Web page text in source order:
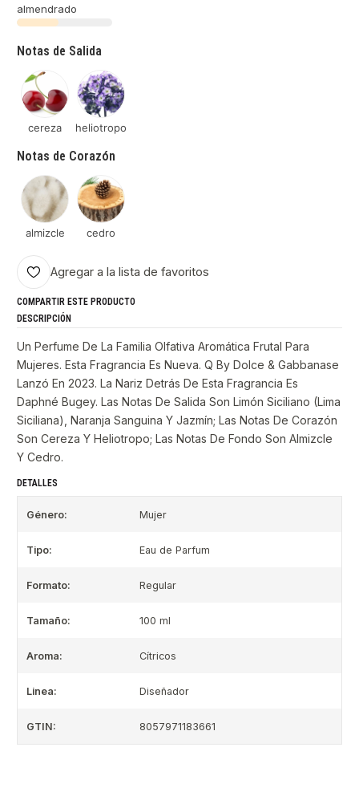
almendrado
Notas de Salida
cereza heliotropo
Notas de Corazón
almizcle cedro
Agregar a la lista de favoritos
COMPARTIR ESTE PRODUCTO
DESCRIPCIÓN
Un Perfume De La Familia Olfativa Aromática Frutal Para
Mujeres. Esta Fragrancia Es Nueva. Q By Dolce & Gabbanase
Lanzó En 2023. La Nariz Detrás De Esta Fragrancia Es
Daphné Bugey. Las Notas De Salida Son Limón Siciliano (Lima
Siciliana), Naranja Sanguina Y Jazmín; Las Notas De Corazón
Son Cereza Y Heliotropo; Las Notas De Fondo Son Almizcle
Y Cedro.
DETALLES
Género: Mujer
Tipo: Eau de Parfum
Formato: Regular
Tamaño: 100 ml
Aroma: Cítricos
Linea: Diseñador
GTIN: 8057971183661